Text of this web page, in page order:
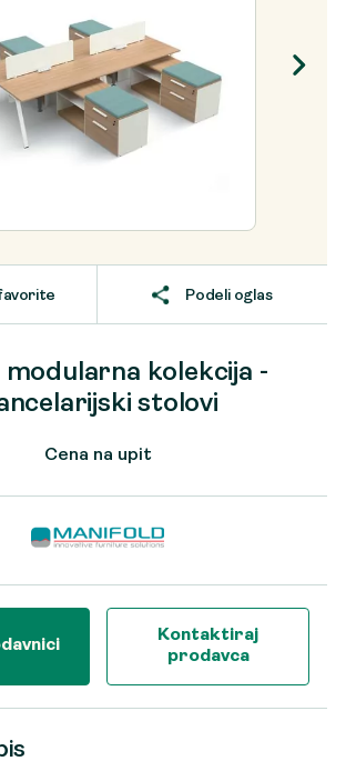
Podeli oglas
modularna kolekcija -
stolovi
Cena na upit
Kontaktiraj
prodavca